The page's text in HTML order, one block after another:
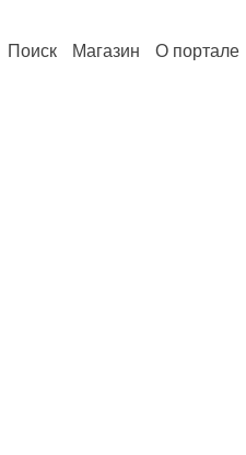
Поиск Магазин О портале